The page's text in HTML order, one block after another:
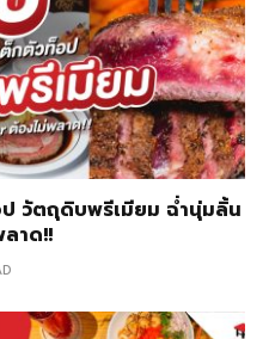
วัตถุดิบพรีเมียม ฉ่ำนุ่มลิ้น
าด!!